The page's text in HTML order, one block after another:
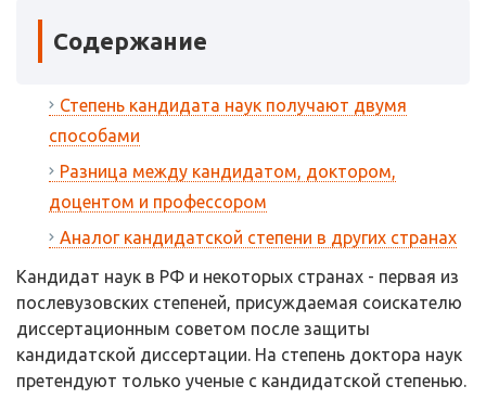
Содержание
Степень кандидата наук получают двумя
способами
Разница между кандидатом, доктором,
доцентом и профессором
Аналог кандидатской степени в других странах
Кандидат наук в РФ и некоторых странах - первая из
послевузовских степеней, присуждаемая соискателю
диссертационным советом после защиты
кандидатской диссертации. На степень доктора наук
претендуют только ученые с кандидатской степенью.